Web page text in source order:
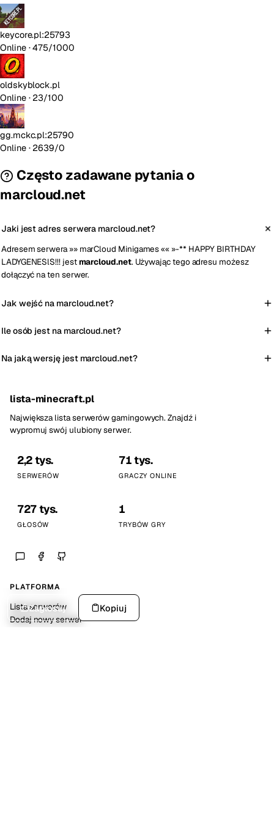
keycore.pl:25793
Online· 475/1000
oldskyblock.pl
Online· 23/100
gg.mckc.pl:25790
Online· 2639/0
Często zadawane pytania o
marcloud.net
Jaki jest adres serwera marcloud.net?
Adresem serwera »» marCloud Minigames «« »-** HAPPY BIRTHDAY
LADYGENESlS!!! jestmarcloud.net. Używając tego adresu możesz
dołączyć na ten serwer.
Jak wejść na marcloud.net?
Ile osób jest na marcloud.net?
Na jaką wersję jest marcloud.net?
Zagłosuj Kopiuj
lista-minecraft.pl
Największa lista serwerów gamingowych. Znajdź i
wypromuj swój ulubiony serwer.
2,2 tys.
SERWERÓW
71 tys.
GRACZY ONLINE
727 tys.
GŁOSÓW
1
TRYBÓW GRY
PLATFORMA
Lista serwerów
Dodaj nowy serwer